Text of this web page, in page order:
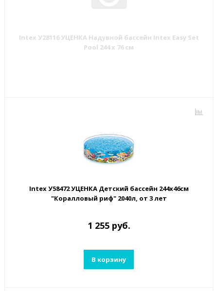
Intex У28116 УЦЕНКА Надувной бассейн Intex Easy Set
Pool 244 х 76 см
Intex У58472 УЦЕНКА Детский бассейн 244х46см
"Коралловый риф" 2040л, от 3 лет
1 255 руб.
В корзину